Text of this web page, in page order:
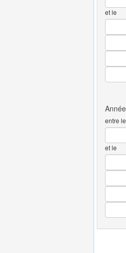
et le
entre le
et le